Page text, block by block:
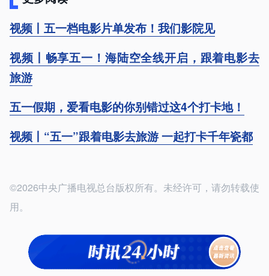
视频丨五一档电影片单发布！我们影院见
视频丨畅享五一！海陆空全线开启，跟着电影去
旅游
五一假期，爱看电影的你别错过这4个打卡地！
视频丨“五一”跟着电影去旅游 一起打卡千年瓷都
©2026中央广播电视总台版权所有。未经许可，请勿转载使
用。